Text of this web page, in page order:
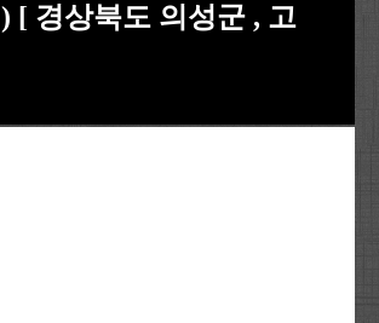
[ 경상북도 의성군 , 고